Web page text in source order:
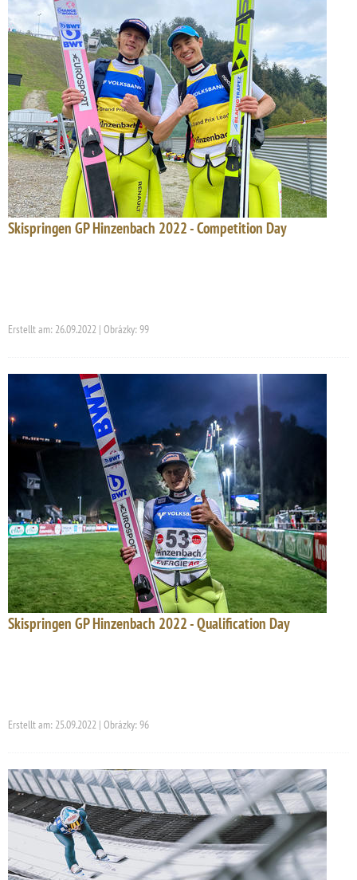
Skispringen GP Hinzenbach 2022 - Competition Day
Erstellt am: 26.09.2022 | Obrázky: 99
Skispringen GP Hinzenbach 2022 - Qualification Day
Erstellt am: 25.09.2022 | Obrázky: 96